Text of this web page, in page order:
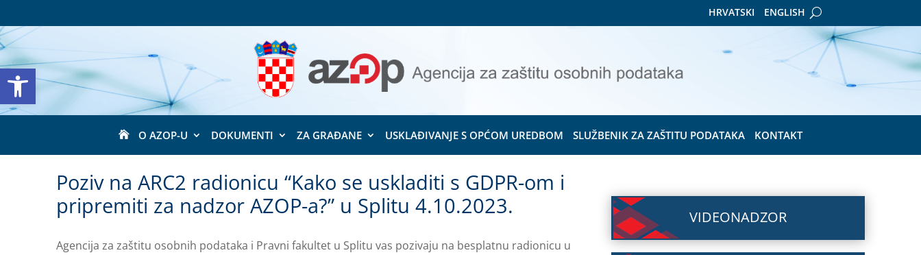
Open toolbar
HRVATSKI ENGLISH
 O AZOP-U DOKUMENTI ZA GRAĐANE USKLAĐIVANJE S OPĆOM UREDBOM SLUŽBENIK ZA ZAŠTITU PODATAKA KONTAKT
Poziv na ARC2 radionicu “Kako se uskladiti s GDPR-om i
pripremiti za nadzor AZOP-a?” u Splitu 4.10.2023.
Agencija za zaštitu osobnih podataka i Pravni fakultet u Splitu vas pozivaju na besplatnu radionicu u
VIDEONADZOR